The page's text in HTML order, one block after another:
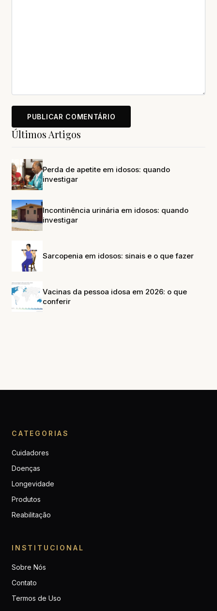
Últimos Artigos
Perda de apetite em idosos: quando
investigar
Incontinência urinária em idosos: quando
investigar
Sarcopenia em idosos: sinais e o que fazer
Vacinas da pessoa idosa em 2026: o que
conferir
CATEGORIAS
Cuidadores
Doenças
Longevidade
Produtos
Reabilitação
INSTITUCIONAL
Sobre Nós
Contato
Termos de Uso